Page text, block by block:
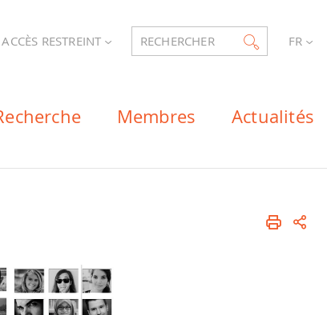
ACCÈS RESTREINT RECHERCHER FR
Membres Actualités